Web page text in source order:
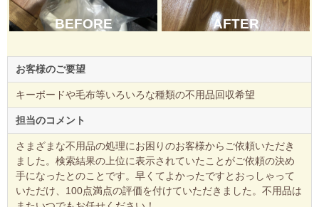
BEFORE AFTER
お客様のご要望
キーボードや毛布等いろいろな種類の不用品回収希望
担当のコメント
さまざまな不用品の処理にお困りのお客様からご依頼いただき
ました。検索結果の上位に表示されていたことがご依頼の決め
手になったとのことです。早くてよかったですとおっしゃって
いただけ、100点満点の評価を付けていただきました。不用品は